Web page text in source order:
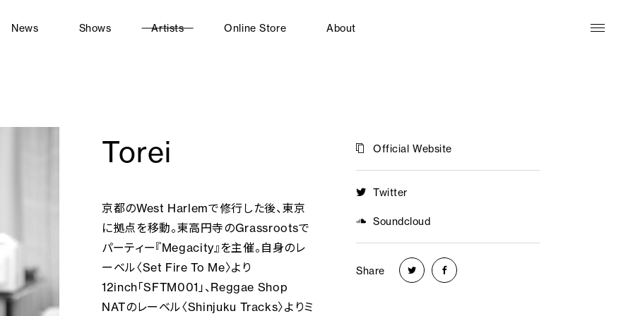
News Shows Artists Online Store About
Torei
京都のWest Harlemで修行した後、東京
に拠点を移動。東高円寺のGrassrootsで
パーティー『Megacity』を主催。自身のレ
ーベル〈Set Fire To Me〉より
12inch「SFTM001」、Reggae Shop
NATのレーベル〈Shinjuku Tracks〉よりミ
Official Website
Twitter
Soundcloud
Share